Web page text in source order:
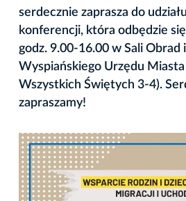
serdecznie zaprasza do
konferencji, która odbędzie
godz. 9.00-16.00 w Sali Obrad
Wyspiańskiego Urzędu
Wszystkich Świętych 3-4).
zapraszamy!